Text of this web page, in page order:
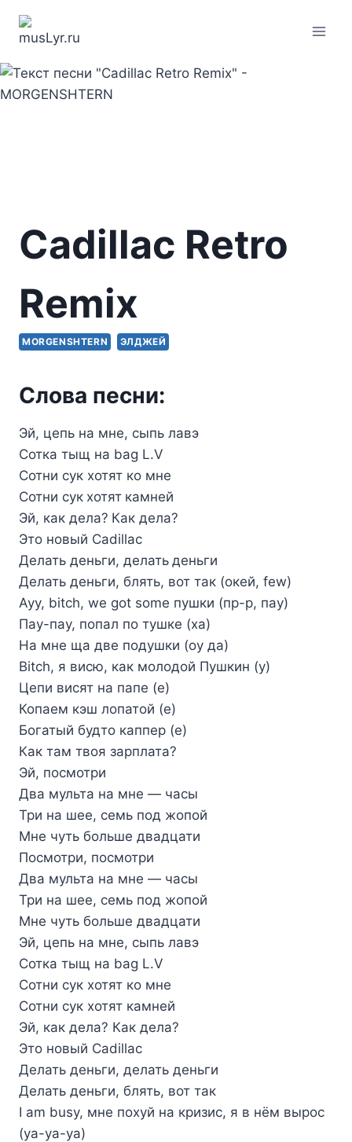
Cadillac Retro
Remix
MORGENSHTERN ЭЛДЖЕЙ
Слова песни:
Эй, цепь на мне, сыпь лавэ
Сотка тыщ на bag L.V
Сотни сук хотят ко мне
Сотни сук хотят камней
Эй, как дела? Как дела?
Это новый Cadillac
Делать деньги, делать деньги
Делать деньги, блять, вот так (окей, few)
Ayy, bitch, we got some пушки (пр-р, пау)
Пау-пау, попал по тушке (ха)
На мне ща две подушки (оу да)
Bitch, я висю, как молодой Пушкин (у)
Цепи висят на папе (е)
Копаем кэш лопатой (е)
Богатый будто каппер (е)
Как там твоя зарплата?
Эй, посмотри
Два мульта на мне — часы
Три на шее, семь под жопой
Мне чуть больше двадцати
Посмотри, посмотри
Два мульта на мне — часы
Три на шее, семь под жопой
Мне чуть больше двадцати
Эй, цепь на мне, сыпь лавэ
Сотка тыщ на bag L.V
Сотни сук хотят ко мне
Сотни сук хотят камней
Эй, как дела? Как дела?
Это новый Cadillac
Делать деньги, делать деньги
Делать деньги, блять, вот так
I am busy, мне похуй на кризис, я в нём вырос
(уа-уа-уа)